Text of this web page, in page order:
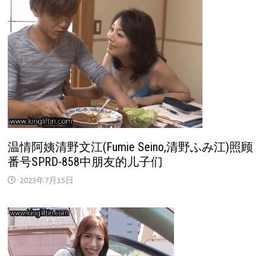
温情阿姨清野文江(Fumie Seino,清野ふみ江)照顾
番号SPRD-858中朋友的儿子们
2023年7月15日